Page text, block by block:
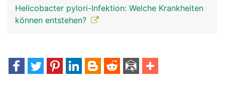
Helicobacter pylori-Infektion: Welche Krankheiten
können entstehen?